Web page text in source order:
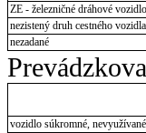
ZE - železničné dráhové vozidlo
nezistený druh cestného vozidla
nezadané
vozidlo súkromné,